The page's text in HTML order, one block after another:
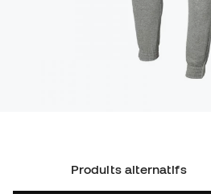
Produits alternatifs